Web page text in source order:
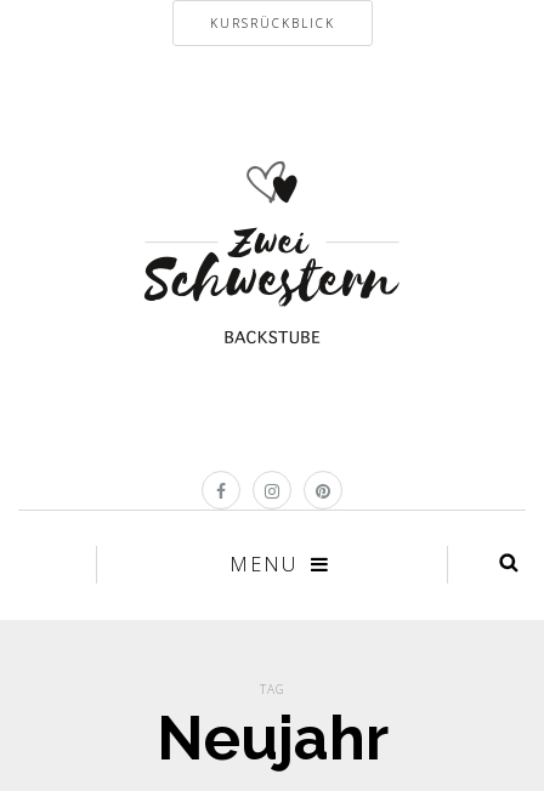
KURSRÜCKBLICK
MENU
TAG
Neujahr